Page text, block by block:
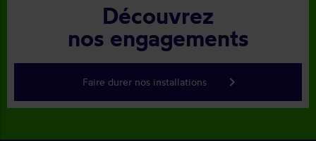
Découvrez
nos engagements
Faire durer nos installations keyboard_arrow_right